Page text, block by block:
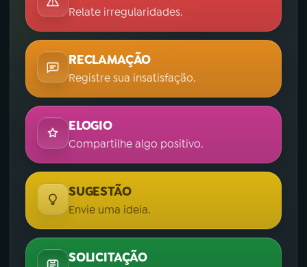
Relate irregularidades.
RECLAMAÇÃO
Registre sua insatisfação.
ELOGIO
Compartilhe algo positivo.
SUGESTÃO
Envie uma ideia.
SOLICITAÇÃO